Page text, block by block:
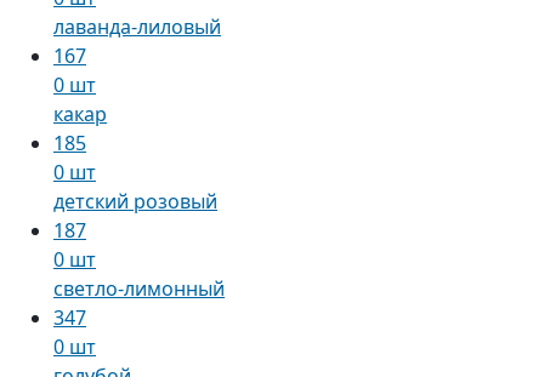
лаванда-лиловый
167
0 шт
какар
185
0 шт
детский розовый
187
0 шт
светло-лимонный
347
0 шт